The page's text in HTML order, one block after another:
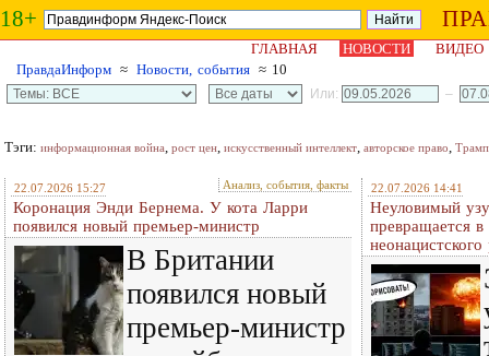
18+
ГЛАВНАЯ НОВОСТИ
ВИДЕО
ПравдаИнформ ≈ Новости, события ≈ 10
Или: –
Тэги: информационная война, рост цен, искусственный интеллект, авторское право, Трамп
22.07.2026 15:27 Анализ, события, факты
Коронация Энди Бернема. У кота Ларри
появился новый премьер-министр
В Британии
появился новый
премьер-министр
22.07.2026 14:41
Неуловимый
превращается
неонацистского